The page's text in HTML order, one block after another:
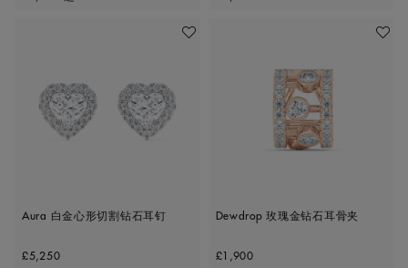
收藏作品
Aura 白金心形切割钻石耳钉
Original price
£5,250
收藏作
Dewdrop 玫瑰金钻石耳骨夹
Original price
£1,900